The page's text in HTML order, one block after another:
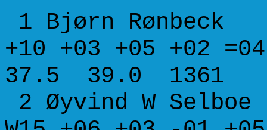
1 Bjørn
+10 +03 +05 +02
37.5 39.0 1361
2 Øyvind W